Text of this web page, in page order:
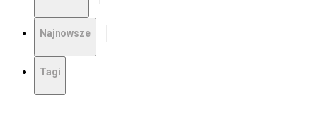
Najnowsze
Tagi